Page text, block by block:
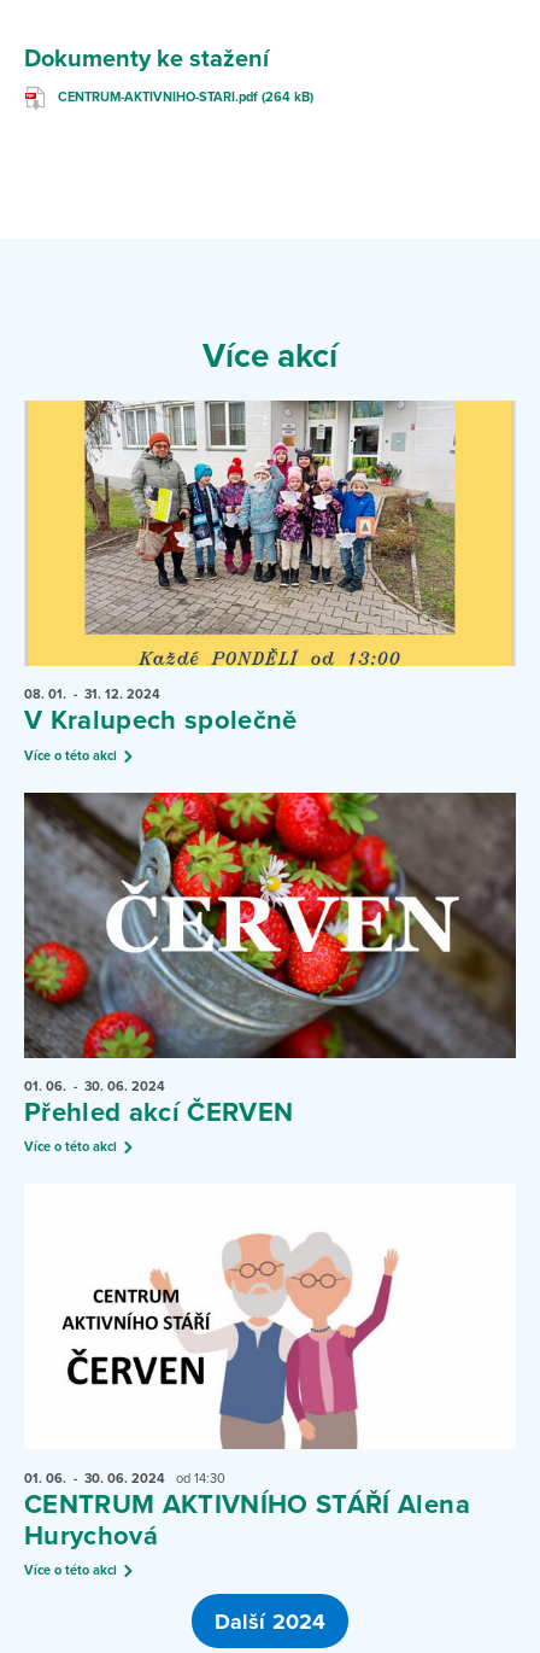
Dokumenty ke stažení
CENTRUM-AKTIVNIHO-STARI.pdf (264 kB)
Více akcí
08. 01. - 31. 12. 2024
V Kralupech společně
Více o této akci
01. 06. - 30. 06. 2024
Přehled akcí ČERVEN
Více o této akci
01. 06. - 30. 06. 2024 od 14:30
CENTRUM AKTIVNÍHO STÁŘÍ Alena
Hurychová
Více o této akci
Další 2024